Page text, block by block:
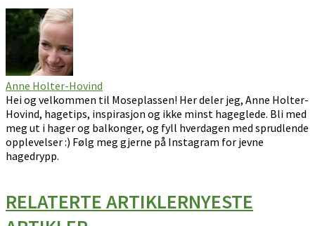
Anne Holter-Hovind
Hei og velkommen til Moseplassen! Her deler jeg, Anne Holter-
Hovind, hagetips, inspirasjon og ikke minst hageglede. Bli med
meg ut i hager og balkonger, og fyll hverdagen med sprudlende
opplevelser :) Følg meg gjerne på Instagram for jevne
hagedrypp.
RELATERTE ARTIKLERNYESTE